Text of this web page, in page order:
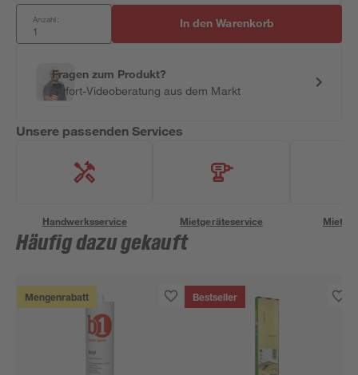
Anzahl: In den Warenkorb
Fragen zum Produkt?
Sofort-Videoberatung aus dem Markt
Unsere passenden Services
Handwerksservice Mietgeräteservice
Häufig dazu gekauft
Mengenrabatt Bestseller